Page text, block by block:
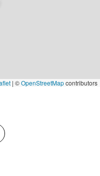
| ©OpenStreetMapcontributors